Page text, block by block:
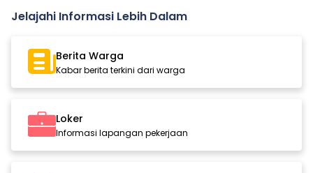
Jelajahi Informasi Lebih Dalam
Berita Warga
Kabar berita terkini dari warga
Loker
Informasi lapangan pekerjaan